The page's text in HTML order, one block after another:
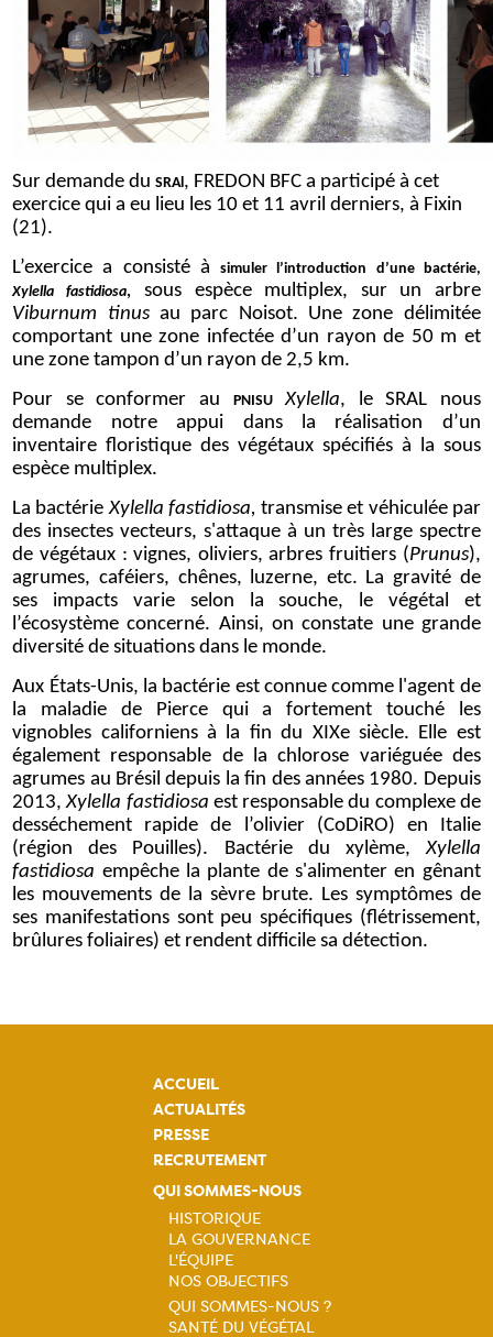
Sur demande duSRAl, FREDON BFC a participé à cet
exercice qui a eu lieu les 10 et 11 avril derniers, à Fixin
(21).
L’exercice a consisté àsimuler l’introduction d’une bactérie,
Xylella fastidiosa, sous espèce multiplex, sur un arbre
Viburnum tinusau parc Noisot. Une zone délimitée
comportant une zone infectée d’un rayon de 50 m et
une zone tampon d’un rayon de 2,5 km.
Pour se conformer au
PNISU Xylella, le SRAL nous
demande notre appui dans la réalisation d’un
inventaire floristique des végétaux spécifiés à la sous
espèce multiplex.
La bactérieXylella fastidiosa, transmise et véhiculée par
des insectes vecteurs, s'attaque à un très large spectre
de végétaux : vignes, oliviers, arbres fruitiers (Prunus),
agrumes, caféiers, chênes, luzerne, etc. La gravité de
ses impacts varie selon la souche, le végétal et
l’écosystème concerné. Ainsi, on constate une grande
diversité de situations dans le monde.
Aux États-Unis, la bactérie est connue comme l'agent de
la maladie de Pierce qui a fortement touché les
vignobles californiens à la fin du XIXe siècle. Elle est
également responsable de la chlorose variéguée des
agrumes au Brésil depuis la fin des années 1980. Depuis
2013,Xylella fastidiosa est responsable du complexe de
desséchement rapide de l’olivier (CoDiRO) en Italie
(région des Pouilles). Bactérie du xylème,Xylella
fastidiosa empêche la plante de s'alimenter en gênant
les mouvements de la sèvre brute. Les symptômes de
ses manifestations sont peu spécifiques (flétrissement,
brûlures foliaires) et rendent difficile sa détection.
ACCUEIL
ACTUALITÉS
PRESSE
RECRUTEMENT
QUI SOMMES-NOUS
Navigation
principale
HISTORIQUE
LA GOUVERNANCE
L'ÉQUIPE
NOS OBJECTIFS
QUI SOMMES-NOUS ?
SANTÉ DU VÉGÉTAL